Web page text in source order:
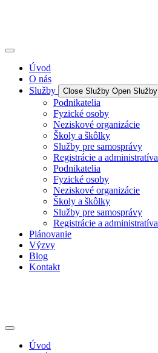
Úvod
O nás
Služby
Close Služby Open Služby
Podnikatelia
Fyzické osoby
Neziskové organizácie
Školy a škôlky
Služby pre samosprávy
Registrácie a administratíva
Podnikatelia
Fyzické osoby
Neziskové organizácie
Školy a škôlky
Služby pre samosprávy
Registrácie a administratíva
Plánovanie
Výzvy
Blog
Kontakt
Úvod